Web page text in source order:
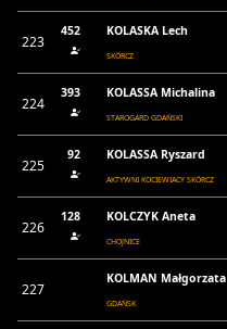
223
452 KOLASKA Lech
SKÓRCZ
224
393 KOLASSA Michalina
STAROGARD GDAŃSKI
225
92 KOLASSA Ryszard
AKTYWNI KOCIEWIACY SKÓRCZ
226
128 KOLCZYK Aneta
CHOJNICE
227
KOLMAN Małgorzata
GDAŃSK